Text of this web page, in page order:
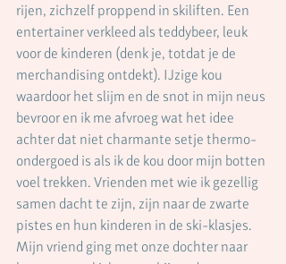
rijen, zichzelf proppend in skiliften. Een
entertainer verkleed als teddybeer, leuk
voor de kinderen (denk je, totdat je de
merchandising ontdekt). IJzige kou
waardoor het slijm en de snot in mijn neus
bevroor en ik me afvroeg wat het idee
achter dat niet charmante setje thermo-
ondergoed is als ik de kou door mijn botten
voel trekken. Vrienden met wie ik gezellig
samen dacht te zijn, zijn naar de zwarte
pistes en hun kinderen in de ski-klasjes.
Mijn vriend ging met onze dochter naar